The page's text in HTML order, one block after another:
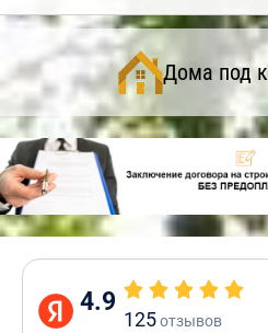
Дома под
4.9
125отзывов